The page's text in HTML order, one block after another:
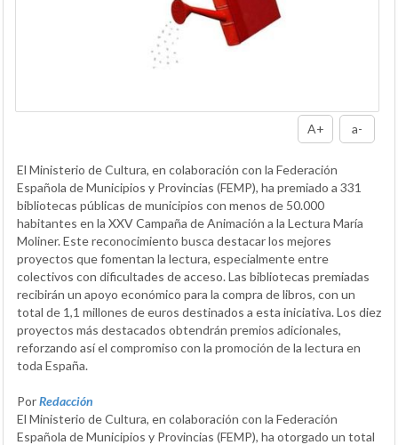
A+ a-
El Ministerio de Cultura, en colaboración con la Federación
Española de Municipios y Provincias (FEMP), ha premiado a 331
bibliotecas públicas de municipios con menos de 50.000
habitantes en la XXV Campaña de Animación a la Lectura María
Moliner. Este reconocimiento busca destacar los mejores
proyectos que fomentan la lectura, especialmente entre
colectivos con dificultades de acceso. Las bibliotecas premiadas
recibirán un apoyo económico para la compra de libros, con un
total de 1,1 millones de euros destinados a esta iniciativa. Los diez
proyectos más destacados obtendrán premios adicionales,
reforzando así el compromiso con la promoción de la lectura en
toda España.
PorRedacción
El Ministerio de Cultura, en colaboración con la Federación
Española de Municipios y Provincias (FEMP), ha otorgado un total